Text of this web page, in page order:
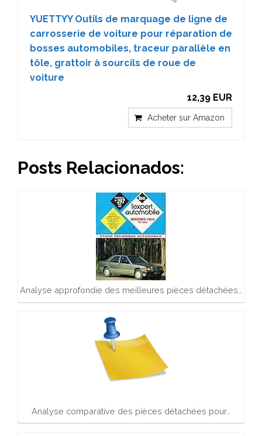
YUETTYY Outils de marquage de ligne de
carrosserie de voiture pour réparation de
bosses automobiles, traceur parallèle en
tôle, grattoir à sourcils de roue de
voiture
12,39 EUR
Acheter sur Amazon
Posts Relacionados:
Analyse approfondie des meilleures pièces détachées…
Analyse comparative des pièces détachées pour…